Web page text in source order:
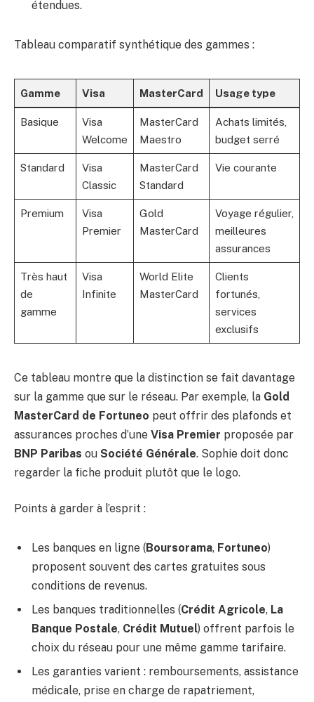
étendues.
Tableau comparatif synthétique des gammes :
Gamme Visa MasterCard Usage type
Basique
Visa
Welcome
MasterCard
Maestro
Achats limités,
budget serré
Standard
Visa
Classic
MasterCard
Standard
Vie courante
Premium
Visa
Premier
Gold
MasterCard
Voyage régulier,
meilleures
assurances
Très haut
de
gamme
Visa
Infinite
World Elite
MasterCard
Clients
fortunés,
services
exclusifs
Ce tableau montre que la distinction se fait davantage
sur la gamme que sur le réseau. Par exemple, la Gold
MasterCard de Fortuneo peut offrir des plafonds et
assurances proches d’une Visa Premier proposée par
BNP Paribas ou Société Générale. Sophie doit donc
regarder la fiche produit plutôt que le logo.
Points à garder à l’esprit :
Les banques en ligne (Boursorama, Fortuneo)
proposent souvent des cartes gratuites sous
conditions de revenus.
Les banques traditionnelles (Crédit Agricole, La
Banque Postale, Crédit Mutuel) offrent parfois le
choix du réseau pour une même gamme tarifaire.
Les garanties varient : remboursements, assistance
médicale, prise en charge de rapatriement,